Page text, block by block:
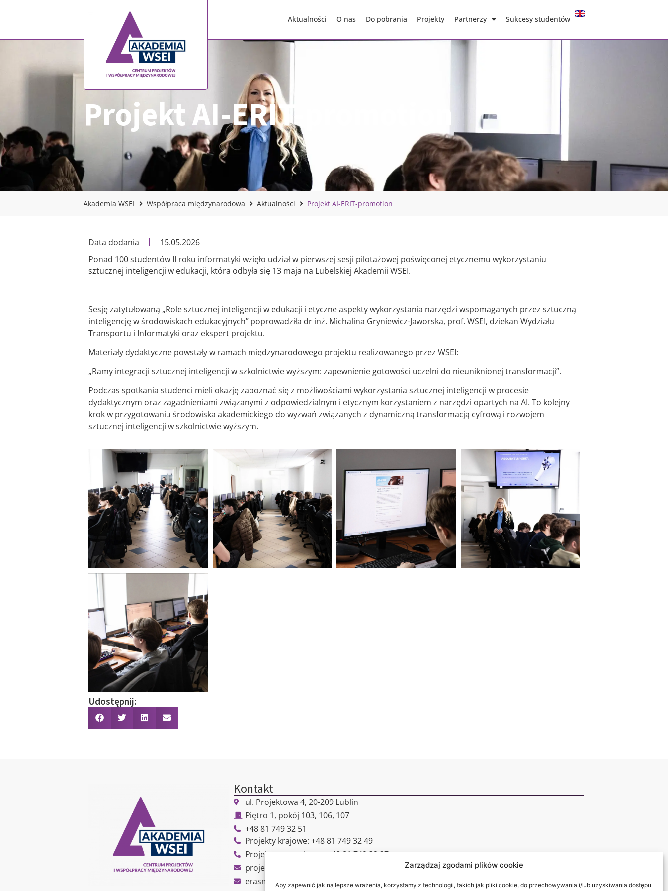
Zarządzaj zgodami plików cookie
Aby zapewnić jak najlepsze wrażenia, korzystamy z technologii, takich jak pliki cookie, do przechowywania i/lub uzyskiwania dostępu
Aktualności O nas Do pobrania Projekty Partnerzy Sukcesy studentów
Projekt AI-ERIT-promotion
Akademia WSEI Współpraca międzynarodowa Aktualności Projekt AI-ERIT-promotion
Data dodania
15.05.2026
Ponad 100 studentów II roku informatyki wzięło udział w pierwszej sesji pilotażowej poświęconej etycznemu wykorzystaniu
sztucznej inteligencji w edukacji, która odbyła się 13 maja na Lubelskiej Akademii WSEI.
Sesję zatytułowaną „Role sztucznej inteligencji w edukacji i etyczne aspekty wykorzystania narzędzi wspomaganych przez sztuczną
inteligencję w środowiskach edukacyjnych” poprowadziła dr inż. Michalina Gryniewicz-Jaworska, prof. WSEI, dziekan Wydziału
Transportu i Informatyki oraz ekspert projektu.
Materiały dydaktyczne powstały w ramach międzynarodowego projektu realizowanego przez WSEI:
„Ramy integracji sztucznej inteligencji w szkolnictwie wyższym: zapewnienie gotowości uczelni do nieuniknionej transformacji”.
Podczas spotkania studenci mieli okazję zapoznać się z możliwościami wykorzystania sztucznej inteligencji w procesie
dydaktycznym oraz zagadnieniami związanymi z odpowiedzialnym i etycznym korzystaniem z narzędzi opartych na AI. To kolejny
krok w przygotowaniu środowiska akademickiego do wyzwań związanych z dynamiczną transformacją cyfrową i rozwojem
sztucznej inteligencji w szkolnictwie wyższym.
Udostępnij:
Kontakt
ul. Projektowa 4, 20-209 Lublin
Piętro 1, pokój 103, 106, 107
+48 81 749 32 51
Projekty krajowe: +48 81 749 32 49
Projekty zagraniczne: +48 81 749 32 27
projekty@wsei.pl
erasmus@wsei.pl